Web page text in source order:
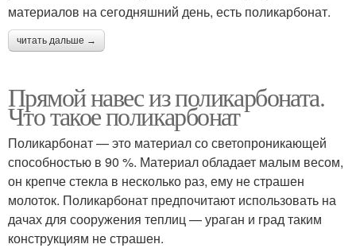
материалов на сегодняшний день, есть поликарбонат.
читать дальше →
Прямой навес из поликарбоната.
Что такое поликарбонат
Поликарбонат — это материал со светопроникающей
способностью в 90 %. Материал обладает малым весом,
он крепче стекла в несколько раз, ему не страшен
молоток. Поликарбонат предпочитают использовать на
дачах для сооружения теплиц — ураган и град таким
конструкциям не страшен.